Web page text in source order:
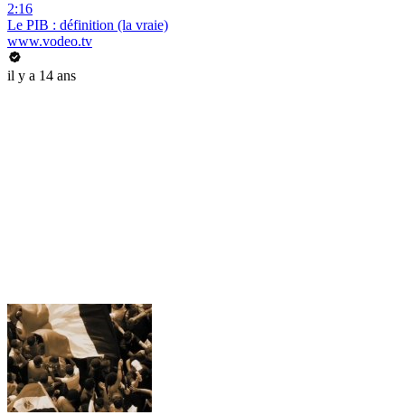
2:16
Le PIB : définition (la vraie)
www.vodeo.tv
il y a 14 ans